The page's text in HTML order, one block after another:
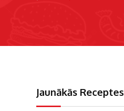
Jaunākās Receptes